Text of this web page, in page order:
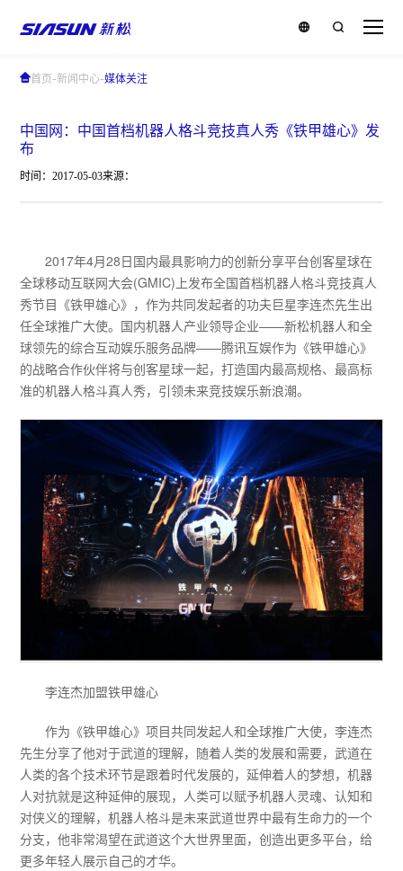
首页-新闻中心-媒体关注
中国网：中国首档机器人格斗竞技真人秀《铁甲雄心》发
布
时间：2017-05-03来源：
2017年4月28日国内最具影响力的创新分享平台创客星球在
全球移动互联网大会(GMIC)上发布全国首档机器人格斗竞技真人
秀节目《铁甲雄心》，作为共同发起者的功夫巨星李连杰先生出
任全球推广大使。国内机器人产业领导企业——新松机器人和全
球领先的综合互动娱乐服务品牌——腾讯互娱作为《铁甲雄心》
的战略合作伙伴将与创客星球一起，打造国内最高规格、最高标
准的机器人格斗真人秀，引领未来竞技娱乐新浪潮。
李连杰加盟铁甲雄心
作为《铁甲雄心》项目共同发起人和全球推广大使，李连杰
先生分享了他对于武道的理解，随着人类的发展和需要，武道在
人类的各个技术环节是跟着时代发展的，延伸着人的梦想，机器
人对抗就是这种延伸的展现，人类可以赋予机器人灵魂、认知和
对侠义的理解，机器人格斗是未来武道世界中最有生命力的一个
分支，他非常渴望在武道这个大世界里面，创造出更多平台，给
更多年轻人展示自己的才华。